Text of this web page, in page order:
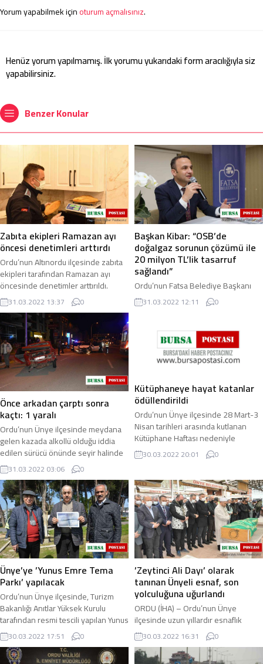
Yorum yapabilmek içinoturum açmalısınız.
Henüz yorum yapılmamış. İlk yorumu yukarıdaki form aracılığıyla siz
yapabilirsiniz.
Benzer Konular
Zabıta ekipleri Ramazan ayı
öncesi denetimleri arttırdı
Ordu’nun Altınordu ilçesinde zabıta
ekipleri tarafından Ramazan ayı
öncesinde denetimler arttırıldı.
Ramazan ayı öncesi denetimlerini ...
31.03.2022 13:37 0
Başkan Kibar: “OSB’de
doğalgaz sorunun çözümü ile
20 milyon TL’lik tasarruf
sağlandı”
Ordu’nun Fatsa Belediye Başkanı
İbrahim Etem Kibar, yapılan yatırımlar
ile ilçeye önemli projeler
7 bin ...
31.03.2022 12:11 0
Önce arkadan çarptı sonra
kaçtı: 1 yaralı
Ordu’nun Ünye ilçesinde meydana
gelen kazada alkollü olduğu iddia
edilen sürücü önünde seyir halinde
ilerleyen otomobile önce çarptı
ardından ...
31.03.2022 03:06 0
Kütüphaneye hayat katanlar
ödüllendirildi
Ordu’nun Ünye ilçesinde 28 Mart-3
Nisan tarihleri arasında kutlanan
Kütüphane Haftası nedeniyle
‘Kütüphanede Hayat Var’ temalı
program düzenlendi ...
30.03.2022 20:01 0
Ünye’ye ’Yunus Emre Tema
Parkı’ yapılacak
Ordu’nun Ünye ilçesinde, Turizm
Bakanlığı Anıtlar Yüksek Kurulu
tarafından resmi tescili yapılan Yunus
Emre Türbesi’ni temsil için tema
parkı ...
30.03.2022 17:51 0
’Zeytinci Ali Dayı’ olarak
tanınan Ünyeli esnaf, son
yolculuğuna uğurlandı
ORDU (İHA) – Ordu’nun Ünye
ilçesinde uzun yıllardır esnaflık
yapan ve vefat eden Ali Ateş son
yolculuğuna uğurlandı. Ünye’nin
köklü esnaflarından ...
30.03.2022 16:31 0